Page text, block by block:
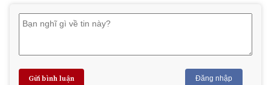
Gửi bình luận Đăng nhập